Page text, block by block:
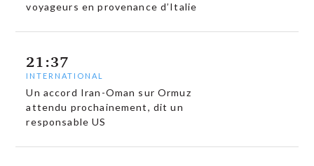
voyageurs en provenance d’Italie
21:37
INTERNATIONAL
Un accord Iran-Oman sur Ormuz
attendu prochainement, dit un
responsable US